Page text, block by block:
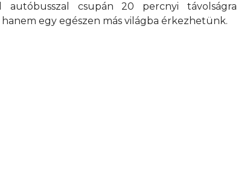
autóbusszal csupán 20 percnyi távolságra
egy egészen más világba érkezhetünk.